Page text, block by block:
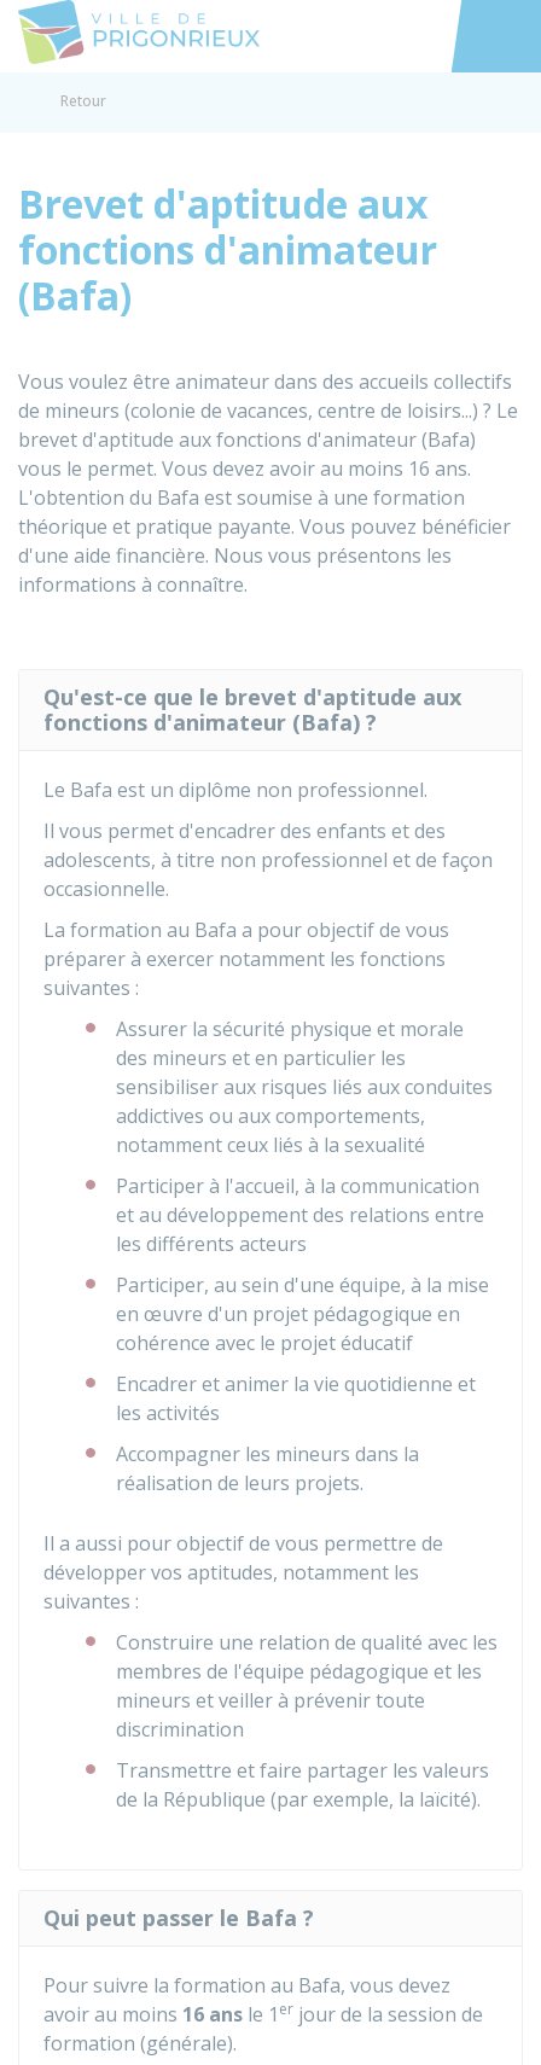
Accéder
Retour
Brevet d'aptitude aux
fonctions d'animateur
(Bafa)
Vous voulez être animateur dans des accueils collectifs
de mineurs (colonie de vacances, centre de loisirs...) ? Le
brevet d'aptitude aux fonctions d'animateur (Bafa)
vous le permet. Vous devez avoir au moins 16 ans.
L'obtention du Bafa est soumise à une formation
théorique et pratique payante. Vous pouvez bénéficier
d'une aide financière. Nous vous présentons les
informations à connaître.
Qu'est-ce que le brevet d'aptitude aux
fonctions d'animateur (Bafa) ?
Le Bafa est un diplôme non professionnel.
Il vous permet d'encadrer des enfants et des
adolescents, à titre non professionnel et de façon
occasionnelle.
La formation au Bafa a pour objectif de vous
préparer à exercer notamment les fonctions
suivantes :
Assurer la sécurité physique et morale
des mineurs et en particulier les
sensibiliser aux risques liés aux conduites
addictives ou aux comportements,
notamment ceux liés à la sexualité
Participer à l'accueil, à la communication
et au développement des relations entre
les différents acteurs
Participer, au sein d'une équipe, à la mise
en œuvre d'un projet pédagogique en
cohérence avec le projet éducatif
Encadrer et animer la vie quotidienne et
les activités
Accompagner les mineurs dans la
réalisation de leurs projets.
Il a aussi pour objectif de vous permettre de
développer vos aptitudes, notamment les
suivantes :
Construire une relation de qualité avec les
membres de l'équipe pédagogique et les
mineurs et veiller à prévenir toute
discrimination
Transmettre et faire partager les valeurs
de la République (par exemple, la laïcité).
Qui peut passer le Bafa ?
Pour suivre la formation au Bafa, vous devez
avoir au moins 16 ans le 1 er jour de la session de
formation (générale).